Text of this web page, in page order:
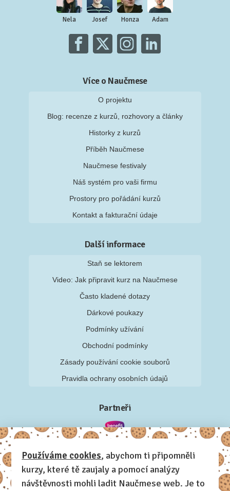
Nela Josef Honza Adam
Více o Naučmese
O projektu
Blog: recenze z kurzů, rozhovory a články
Historky z kurzů
Příběh Naučmese
Naučmese festivaly
Náš systém pro vaši firmu
Prostory pro pořádání kurzů
Kontakt a fakturační údaje
Další informace
Staň se lektorem
Video: Jak připravit kurz na Naučmese
Často kladené dotazy
Dárkové poukazy
Podmínky užívání
Obchodní podmínky
Zásady používání cookie souborů
Pravidla ochrany osobních údajů
Partneři
Používáme cookies, abychom ti připomněli
kurzy, které tě zaujaly a pomocí analýzy
návštěvnosti mohli ladit Naučmese web. Je to